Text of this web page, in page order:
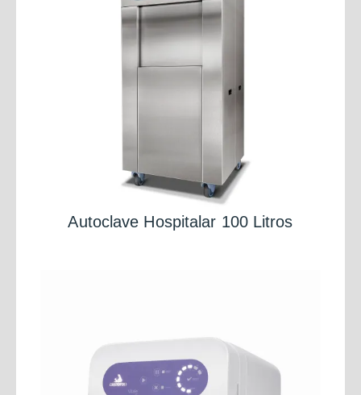
Autoclave Hospitalar 100 Litros